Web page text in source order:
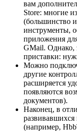
вам
Store: многие
(большинство
инструменты,
приложения
GMail. Однако,
приставки:
Можно
другие
расширяется
появляются
документов).
Наконец, в
(например,